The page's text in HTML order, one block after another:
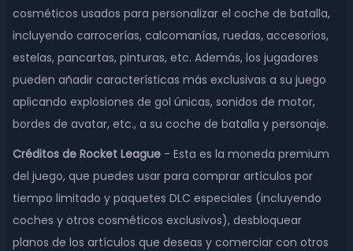
cosméticos usados para personalizar el coche de batalla,
incluyendo carrocerías, calcomanías, ruedas, accesorios,
estelas, pancartas, pinturas, etc. Además, los jugadores
pueden añadir características más exclusivas a su juego
aplicando explosiones de gol únicas, sonidos de motor,
bordes de avatar, etc., a su coche de batalla y personaje.
Créditos de Rocket League - Esta es la moneda premium
del juego, que puedes usar para comprar artículos por
tiempo limitado y paquetes DLC especiales (incluyendo
coches y otros cosméticos exclusivos), desbloquear
planos de los artículos que deseas y comerciar con otros